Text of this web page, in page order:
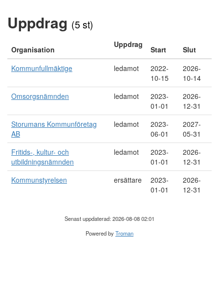
Uppdrag (5 st)
Organisation
Uppdrag
Start
Slut
Kommunfullmäktige
ledamot
2022-
10-15
2026-
10-14
Omsorgsnämnden
ledamot
2023-
01-01
2026-
12-31
Storumans Kommunföretag
AB
ledamot
2023-
06-01
2027-
05-31
Fritids-, kultur- och
utbildningsnämnden
ledamot
2023-
01-01
2026-
12-31
Kommunstyrelsen
ersättare
2023-
01-01
2026-
12-31
Senast uppdaterad: 2026-08-08 02:01
Powered byTroman